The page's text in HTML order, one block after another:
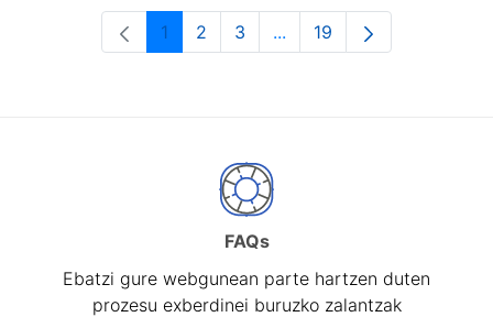
Orrialdea
1 Orrialdea
2 Orrialdea
3 ...Intermediate Pages Use
Orrialdea
19
FAQs
Ebatzi gure webgunean parte hartzen duten
prozesu exberdinei buruzko zalantzak